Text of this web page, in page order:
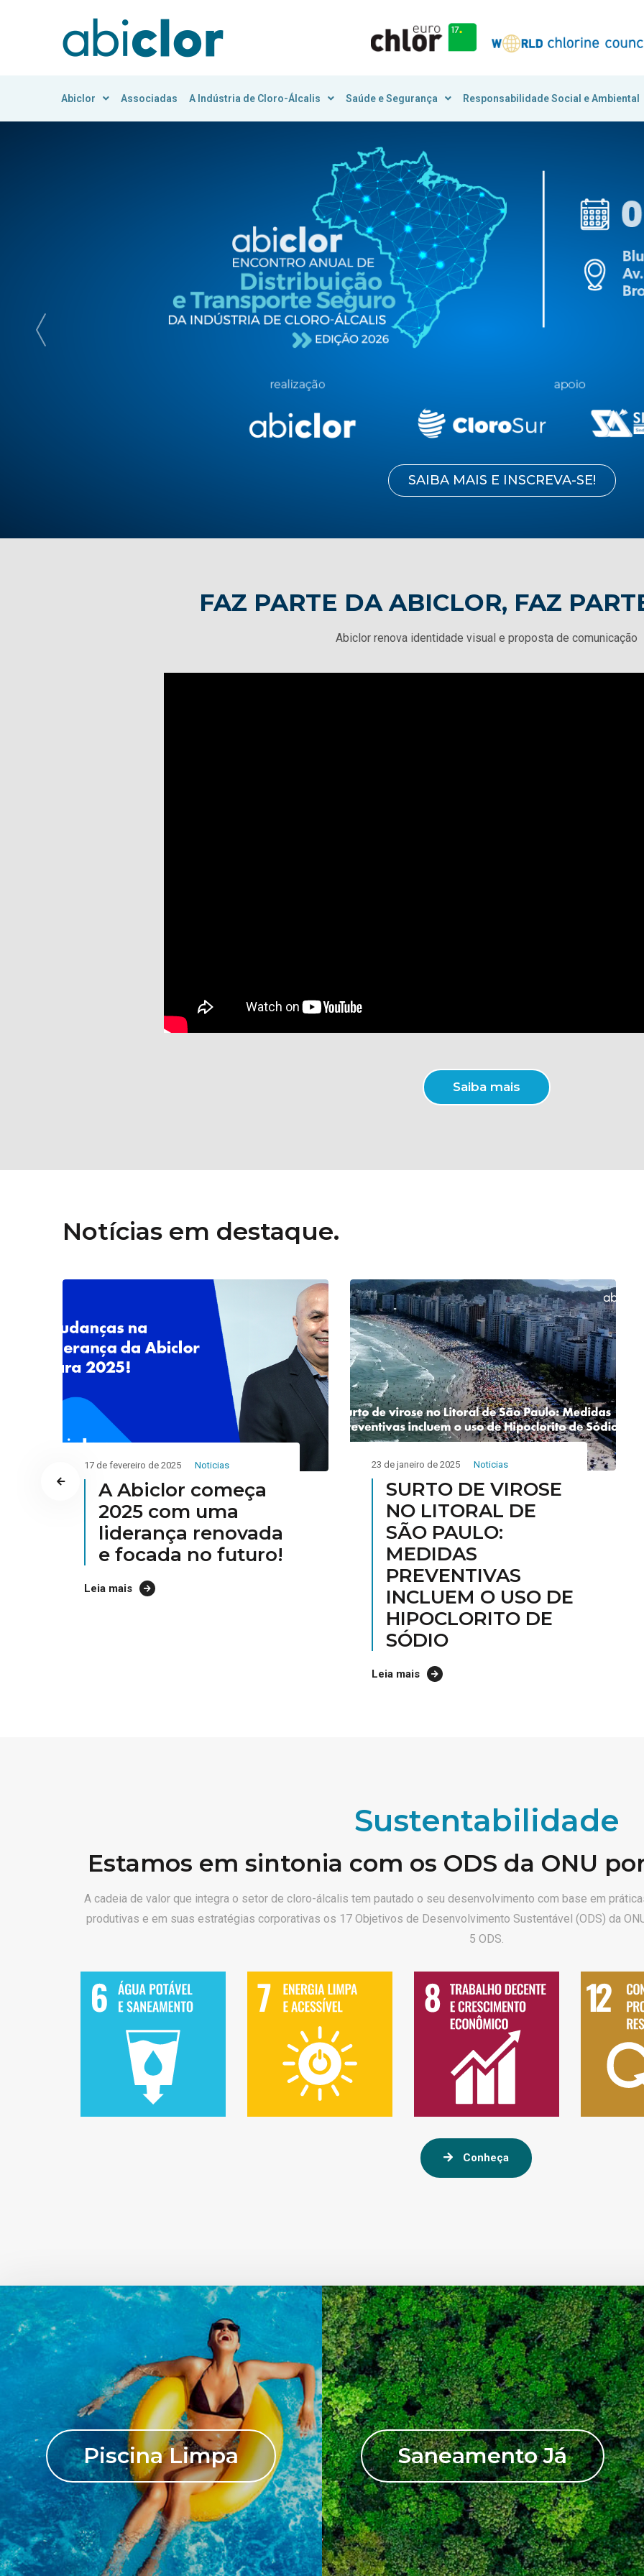
Abiclor Associadas A Indústria de Cloro-Álcalis Saúde e Segurança Responsabilidade Social e Ambiental
FAZ PARTE DA ABICLOR, FAZ
Abiclor renova identidade visual e proposta de comunicação
Saiba mais
Notícias em destaque.
23 de janeiro de 2025 Noticias
SURTO DE VIROSE
NO LITORAL DE
SÃO PAULO:
MEDIDAS
PREVENTIVAS
INCLUEM O USO DE
Produção brasileira
de cloro cresce 5,4%
entre janeiro e
outubro de 2024
Leia mais
Sustentabilidade
Estamos em sintonia com os ODS da ONU
A cadeia de valor que integra o setor de cloro-álcalis tem pautado o seu desenvolvimento com base em
produtivas e em suas estratégias corporativas os 17 Objetivos de Desenvolvimento Sustentável (ODS) da
5 ODS.
Conheça
Piscina Limpa Saneamento Já